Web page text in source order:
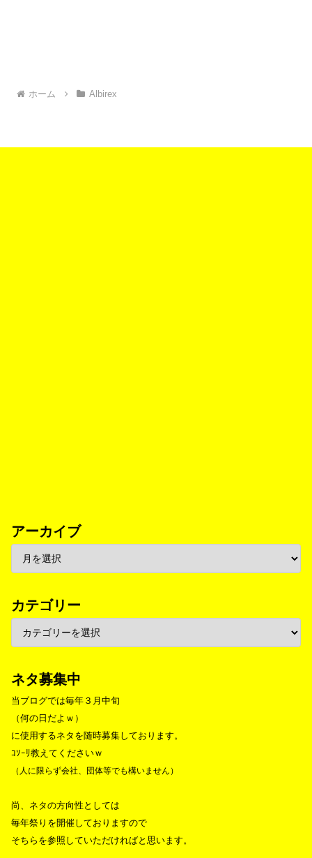
ホーム Albirex
アーカイブ
カテゴリー
ネタ募集中
当ブログでは毎年３月中旬
（何の日だよｗ）
に使用するネタを随時募集しております。
ｺｿｰﾘ教えてくださいｗ
（人に限らず会社、団体等でも構いません）
尚、ネタの方向性としては
毎年祭りを開催しておりますので
そちらを参照していただければと思います。